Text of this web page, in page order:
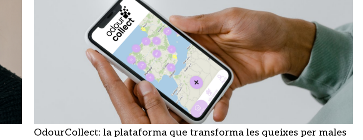
OdourCollect: la plataforma que transforma les queixes per males